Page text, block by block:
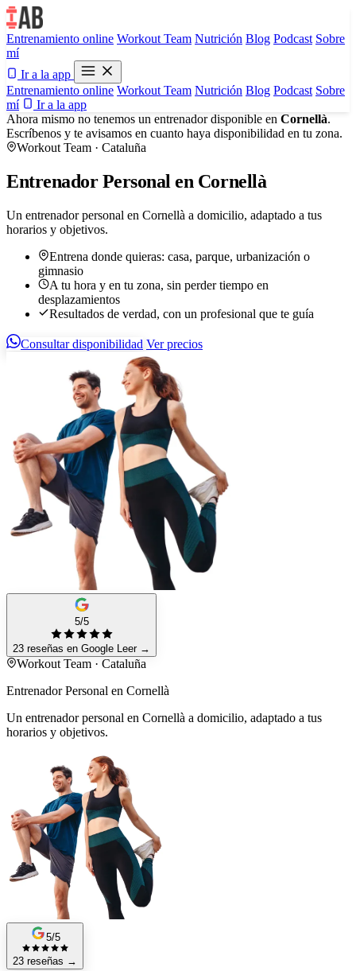
Entrenamiento online Workout Team Nutrición Blog Podcast Sobre
mí
Ir a la app
Entrenamiento online Workout Team Nutrición Blog Podcast Sobre
mí
Ir a la app
Ahora mismo no tenemos un entrenador disponible en Cornellà.
Escríbenos y te avisamos en cuanto haya disponibilidad en tu zona.
Workout Team · Cataluña
Entrenador Personal en Cornellà
Un entrenador personal en Cornellà a domicilio, adaptado a tus
horarios y objetivos.
Entrena donde quieras: casa, parque, urbanización o
gimnasio
A tu hora y en tu zona, sin perder tiempo en
desplazamientos
Resultados de verdad, con un profesional que te guía
Consultar disponibilidad Ver precios
5/5
23 reseñas en Google Leer →
Workout Team · Cataluña
Entrenador Personal en Cornellà
Un entrenador personal en Cornellà a domicilio, adaptado a tus
horarios y objetivos.
5/5
23 reseñas →